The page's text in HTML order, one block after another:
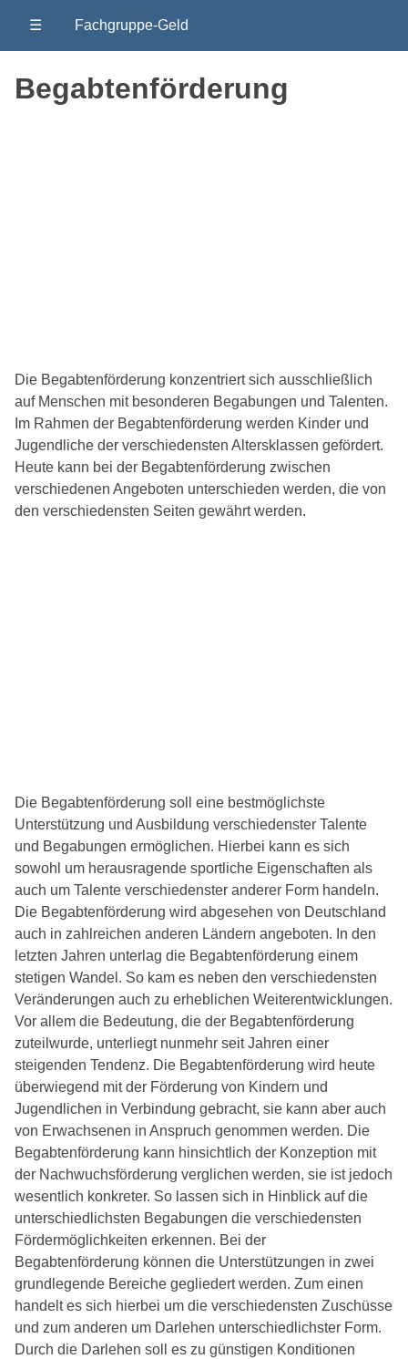
☰ Fachgruppe-Geld
Begabtenförderung
Die Begabtenförderung konzentriert sich ausschließlich
auf Menschen mit besonderen Begabungen und Talenten.
Im Rahmen der Begabtenförderung werden Kinder und
Jugendliche der verschiedensten Altersklassen gefördert.
Heute kann bei der Begabtenförderung zwischen
verschiedenen Angeboten unterschieden werden, die von
den verschiedensten Seiten gewährt werden.
Die Begabtenförderung soll eine bestmöglichste
Unterstützung und Ausbildung verschiedenster Talente
und Begabungen ermöglichen. Hierbei kann es sich
sowohl um herausragende sportliche Eigenschaften als
auch um Talente verschiedenster anderer Form handeln.
Die Begabtenförderung wird abgesehen von Deutschland
auch in zahlreichen anderen Ländern angeboten. In den
letzten Jahren unterlag die Begabtenförderung einem
stetigen Wandel. So kam es neben den verschiedensten
Veränderungen auch zu erheblichen Weiterentwicklungen.
Vor allem die Bedeutung, die der Begabtenförderung
zuteilwurde, unterliegt nunmehr seit Jahren einer
steigenden Tendenz. Die Begabtenförderung wird heute
überwiegend mit der Förderung von Kindern und
Jugendlichen in Verbindung gebracht, sie kann aber auch
von Erwachsenen in Anspruch genommen werden. Die
Begabtenförderung kann hinsichtlich der Konzeption mit
der Nachwuchsförderung verglichen werden, sie ist jedoch
wesentlich konkreter. So lassen sich in Hinblick auf die
unterschiedlichsten Begabungen die verschiedensten
Fördermöglichkeiten erkennen. Bei der
Begabtenförderung können die Unterstützungen in zwei
grundlegende Bereiche gegliedert werden. Zum einen
handelt es sich hierbei um die verschiedensten Zuschüsse
und zum anderen um Darlehen unterschiedlichster Form.
Durch die Darlehen soll es zu günstigen Konditionen